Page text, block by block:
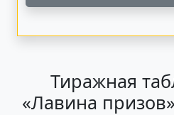
Тиражная
«Лавина